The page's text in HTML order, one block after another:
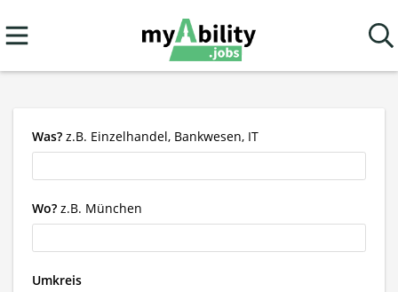
Was? z.B. Einzelhandel, Bankwesen, IT
Wo? z.B. München
Umkreis